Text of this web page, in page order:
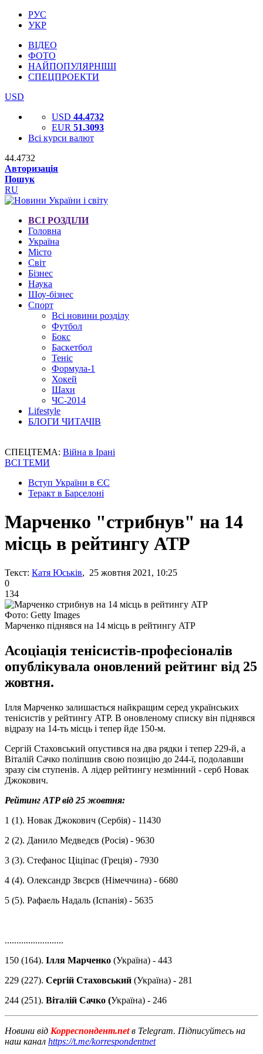
РУС
УКР
ВІДЕО
ФОТО
НАЙПОПУЛЯРНІШІ
СПЕЦПРОЕКТИ
USD
USD 44.4732
EUR 51.3093
Всі курси валют
44.4732
Авторизація
Пошук
RU
ВСІ РОЗДІЛИ
Головна
Україна
Місто
Світ
Бізнес
Наука
Шоу-бізнес
Спорт
Всі новини розділу
Футбол
Бокс
Баскетбол
Теніс
Формула-1
Хокей
Шахи
ЧС-2014
Lifestyle
БЛОГИ ЧИТАЧІВ
СПЕЦТЕМА: Війна в Ірані
ВСІ ТЕМИ
Вступ України в ЄС
Теракт в Барселоні
Марченко "стрибнув" на 14
місць в рейтингу ATP
Текст: Катя Юськів, 25 жовтня 2021, 10:25
0
134
Фото: Getty Images
Марченко піднявся на 14 місць в рейтингу ATP
Асоціація тенісистів-професіоналів
опублікувала оновлений рейтинг від 25
жовтня.
Ілля Марченко залишається найкращим серед українських
тенісистів у рейтингу ATP. В оновленому списку він піднявся
відразу на 14-ть місць і тепер йде 150-м.
Сергій Стаховський опустився на два рядки і тепер 229-й, а
Віталій Сачко поліпшив свою позицію до 244-ї, подолавши
зразу сім ступенів. А лідер рейтингу незмінний - серб Новак
Джокович.
Рейтинг ATP від ​​25 жовтня:
1 (1). Новак Джокович (Сербія) - 11430
2 (2). Данило Медведєв (Росія) - 9630
3 (3). Стефанос Ціціпас (Греція) - 7930
4 (4). Олександр Звєрєв (Німеччина) - 6680
5 (5). Рафаель Надаль (Іспанія) - 5635
.........................
150 (164). Ілля Марченко (Україна) - 443
229 (227). Сергій Стаховський (Україна) - 281
244 (251). Віталій Сачко (Україна) - 246
Новини від Корреспондент.netв Telegram. Підписуйтесь на
наш канал https://t.me/korrespondentnet